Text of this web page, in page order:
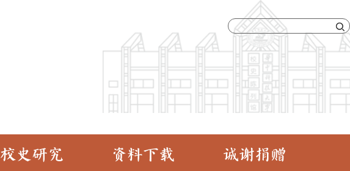
校史研究 资料下载 诚谢捐赠